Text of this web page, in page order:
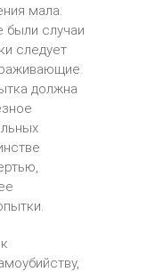
мала.
были случаи
следует
должна